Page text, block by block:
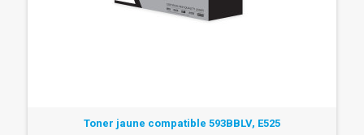
Toner jaune compatible 593BBLV, E525